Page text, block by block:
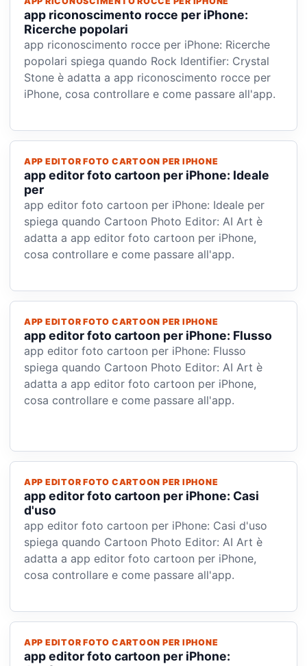
app riconoscimento rocce per iPhone:
Ricerche popolari
app riconoscimento rocce per iPhone: Ricerche
popolari spiega quando Rock Identifier: Crystal
Stone è adatta a app riconoscimento rocce per
iPhone, cosa controllare e come passare all'app.
APP EDITOR FOTO CARTOON PER IPHONE
app editor foto cartoon per iPhone: Ideale
per
app editor foto cartoon per iPhone: Ideale per
spiega quando Cartoon Photo Editor: AI Art è
adatta a app editor foto cartoon per iPhone,
cosa controllare e come passare all'app.
APP EDITOR FOTO CARTOON PER IPHONE
app editor foto cartoon per iPhone: Flusso
app editor foto cartoon per iPhone: Flusso
spiega quando Cartoon Photo Editor: AI Art è
adatta a app editor foto cartoon per iPhone,
cosa controllare e come passare all'app.
APP EDITOR FOTO CARTOON PER IPHONE
app editor foto cartoon per iPhone: Casi
d'uso
app editor foto cartoon per iPhone: Casi d'uso
spiega quando Cartoon Photo Editor: AI Art è
adatta a app editor foto cartoon per iPhone,
cosa controllare e come passare all'app.
APP EDITOR FOTO CARTOON PER IPHONE
app editor foto cartoon per iPhone: